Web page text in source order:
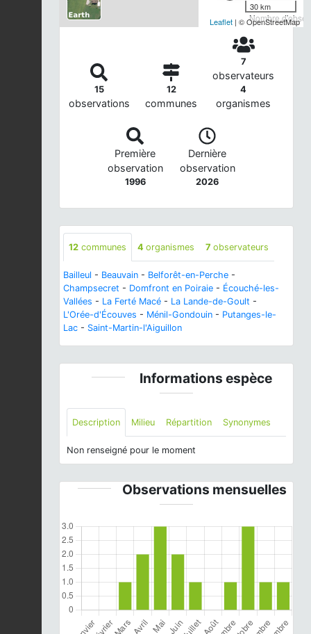
Nombre
30 km
Leaflet | © OpenStreetMap
15
observations
12
communes
7
observateurs
4
organismes
Première
observation
1996
Dernière
observation
2026
12 communes 4 organismes 7 observateurs
Bailleul - Beauvain - Belforêt-en-Perche -
Champsecret - Domfront en Poiraie - Écouché-les-
Vallées - La Ferté Macé - La Lande-de-Goult -
L'Orée-d'Écouves - Ménil-Gondouin - Putanges-le-
Lac - Saint-Martin-l'Aiguillon
Informations espèce
Description Milieu Répartition Synonymes
Non renseigné pour le moment
Observations mensuelles